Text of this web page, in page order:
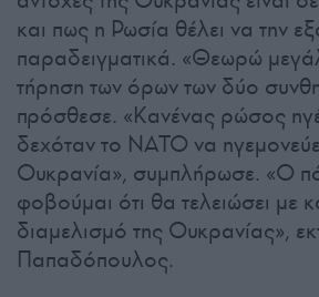
και πως η Ρωσία θέλει να την
παραδειγματικά. «Θεωρώ
τήρηση των όρων των δύο
πρόσθεσε. «Κανένας ρώσος
δεχόταν το ΝΑΤΟ να
Ουκρανία», συμπλήρωσε. «Ο
φοβούμαι ότι θα τελειώσει με
διαμελισμό της Ουκρανίας»,
Παπαδόπουλος.